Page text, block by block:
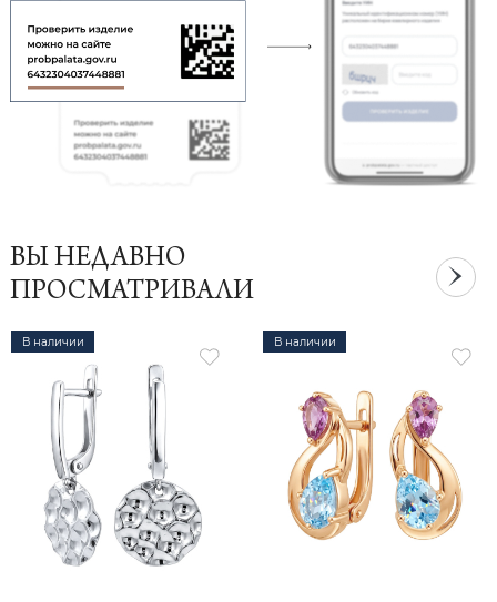
ВЫ НЕДАВНО
ПРОСМАТРИВАЛИ
В наличии В наличии